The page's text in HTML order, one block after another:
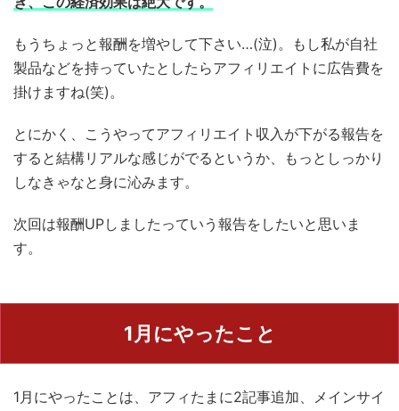
もうちょっと報酬を増やして下さい…(泣)。もし私が自社
製品などを持っていたとしたらアフィリエイトに広告費を
掛けますね(笑)。
とにかく、こうやってアフィリエイト収入が下がる報告を
すると結構リアルな感じがでるというか、もっとしっかり
しなきゃなと身に沁みます。
次回は報酬UPしましたっていう報告をしたいと思いま
す。
1月にやったこと
1月にやったことは、アフィたまに2記事追加、メインサイ